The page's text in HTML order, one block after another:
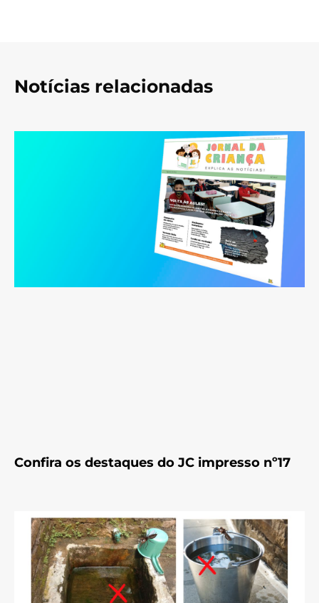
Notícias relacionadas
Confira os destaques do JC impresso nº17